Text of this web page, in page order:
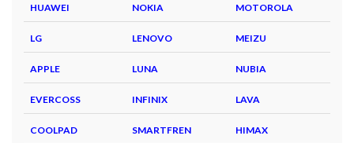
HUAWEI NOKIA MOTOROLA
LG LENOVO MEIZU
APPLE LUNA NUBIA
EVERCOSS INFINIX LAVA
COOLPAD SMARTFREN HIMAX